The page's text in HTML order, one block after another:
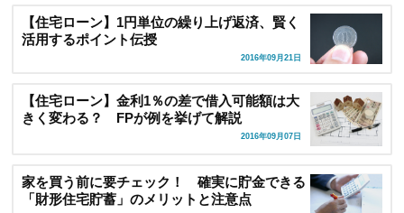
【住宅ローン】1円単位の繰り上げ返済、賢く
活用するポイント伝授
2016年09月21日
【住宅ローン】金利1％の差で借入可能額は大
きく変わる？ FPが例を挙げて解説
2016年09月07日
家を買う前に要チェック！ 確実に貯金できる
「財形住宅貯蓄」のメリットと注意点